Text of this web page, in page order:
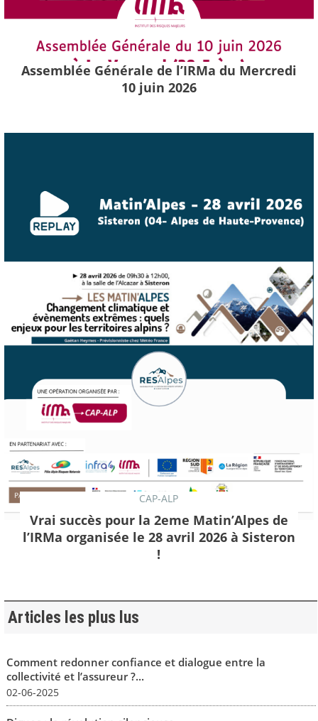
Assemblée Générale de l’IRMa du Mercredi
10 juin 2026
CAP-ALP
Vrai succès pour la 2eme Matin’Alpes de
l’IRMa organisée le 28 avril 2026 à Sisteron
!
Articles les plus lus
Comment redonner confiance et dialogue entre la
collectivité et l’assureur ?...
02-06-2025